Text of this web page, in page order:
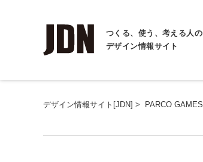
つくる、使う、考える人の
デザイン情報サイト
デザイン情報サイト[JDN] > PARCO GAMES